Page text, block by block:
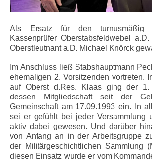
Als Ersatz für den turnusmäßig
Kassenprüfer Oberstabsfeldwebel
Oberstleutnant a.D. Michael Knörck
Im Anschluss ließ Stabshauptmann
ehemaligen 2. Vorsitzenden vortreten.
auf Oberst d.Res. Klaas ging der 1.
dessen Mitgliedschaft seit der
Gemeinschaft am 17.09.1993 ein. In
sei er gefühlt bei jeder Versammlung
aktiv dabei gewesen. Und darüber
von Anfang an in der Arbeitsgruppe
der Militärgeschichtlichen Sammlung
diesen Einsatz wurde er vom